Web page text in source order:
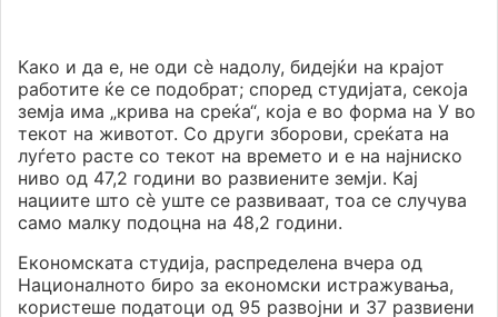
Како и да е, не оди сѐ надолу, бидејќи на крајот
работите ќе се подобрат; според студијата, секоја
земја има „крива на среќа“, која е во форма на У во
текот на животот. Со други зборови, среќата на
луѓето расте со текот на времето и е на најниско
ниво од 47,2 години во развиените земји. Кај
нациите што сè уште се развиваат, тоа се случува
само малку подоцна на 48,2 години.
Економската студија, распределена вчера од
Националното биро за економски истражувања,
користеше податоци од 95 развојни и 37 развиени